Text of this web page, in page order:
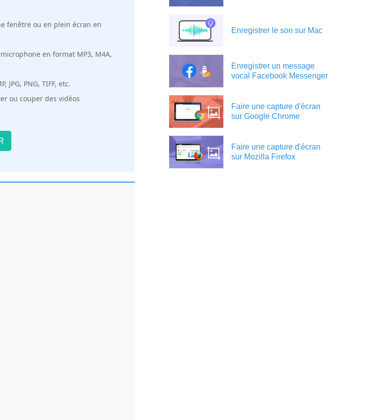
fenêtre ou en plein écran en
en format MP3, M4A,
JPG, PNG, TIFF, etc.
ou couper des vidéos
Enregistrer le son sur Mac
Enregistrer un message
vocal Facebook Messenger
Faire une capture d'écran
sur Google Chrome
Faire une capture d'écran
sur Mozilla Firefox